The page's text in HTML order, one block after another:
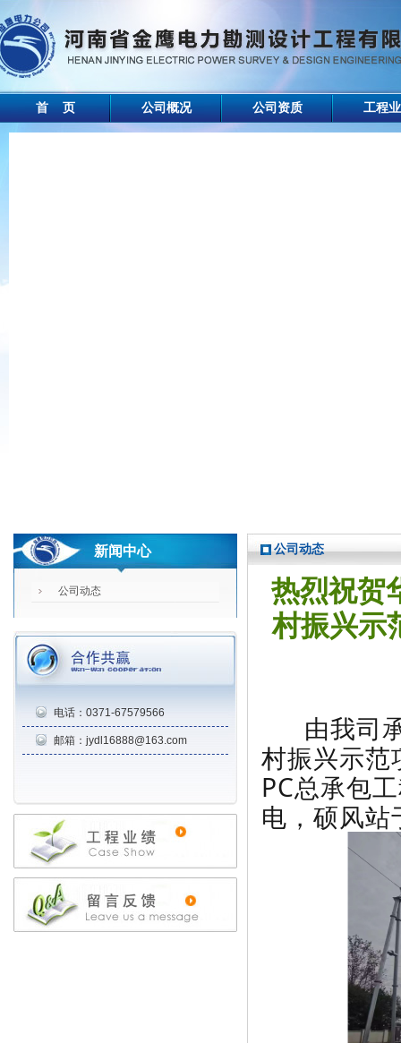
首 页 公司概况 公司资质 工程
新闻中心
公司动态
电话：0371-67579566
邮箱：jydl16888@163.com
公司动态
热烈祝贺
村振兴示
由我司承
村振兴示
PC总承包
电，硕风